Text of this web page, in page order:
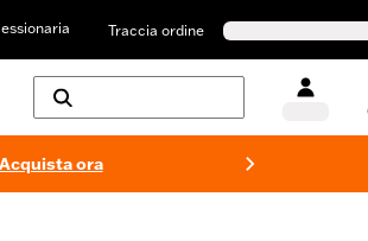
Traccia ordine
Acquista ora